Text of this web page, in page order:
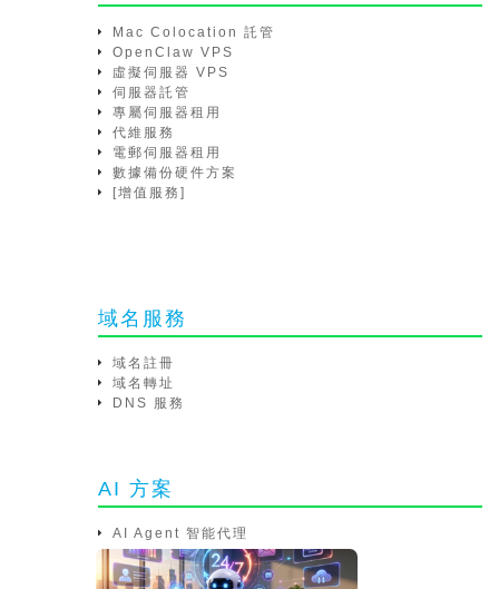
Mac Colocation 託管
OpenClaw VPS
虛擬伺服器 VPS
伺服器託管
專屬伺服器租用
代維服務
電郵伺服器租用
數據備份硬件方案
[增值服務]
域名服務
域名註冊
域名轉址
DNS 服務
AI 方案
AI Agent 智能代理